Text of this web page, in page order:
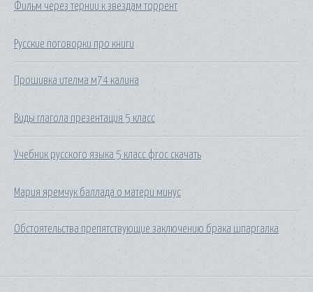
Фильм через тернии к звездам торрент
Русские поговорки про книги
Прошивка ителма м74 калина
Виды глагола презентация 5 класс
Учебник русского языка 5 класс фгос скачать
Мария яремчук баллада о матери минус
Обстоятельства препятствующие заключению брака шпаргалка